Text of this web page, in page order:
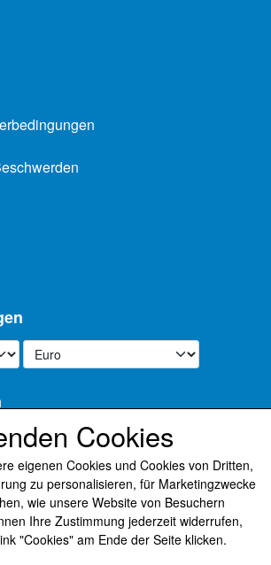
Newsletter per E-Mail
Register
Cookies
eigenen Cookies und Cookies von Dritten,
zu personalisieren, für Marketingzwecke
wie unsere Website von Besuchern
Ihre Zustimmung jederzeit widerrufen,
"Cookies" am Ende der Seite klicken.